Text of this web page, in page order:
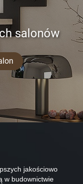
salonów
jakościowo
w budownictwie